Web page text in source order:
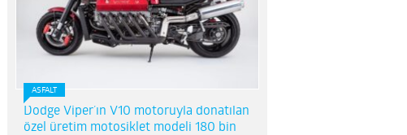
ASFALT
Dodge Viper’ın V10 motoruyla donatılan
özel üretim motosiklet modeli 180 bin